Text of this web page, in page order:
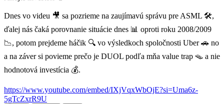
Dnes vo videu 🎥 sa pozrieme na zaujímavú správu pre ASML 🛠️,
ďalej nás čaká porovnanie situácie dnes 📊 oproti roku 2008/2009
📉, potom prejdeme háčik 🔍 vo výsledkoch spoločnosti Uber 🚗 no
a na záver si povieme prečo je DUOL podľa mňa value trap 🪤 a nie
hodnotová investícia 💰.
https://www.youtube.com/embed/IXjVqxWbOjE?si=Uma6z-
5gTcZxrR9U